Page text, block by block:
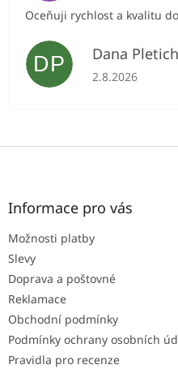
Oceňuji rychlost a kvalitu
DP Dana
Hodnocení
2.8.2026
Z
Informace pro vás
Možnosti platby
Slevy
Doprava a poštovné
Reklamace
Obchodní podmínky
Podmínky ochrany osobních
Pravidla pro recenze